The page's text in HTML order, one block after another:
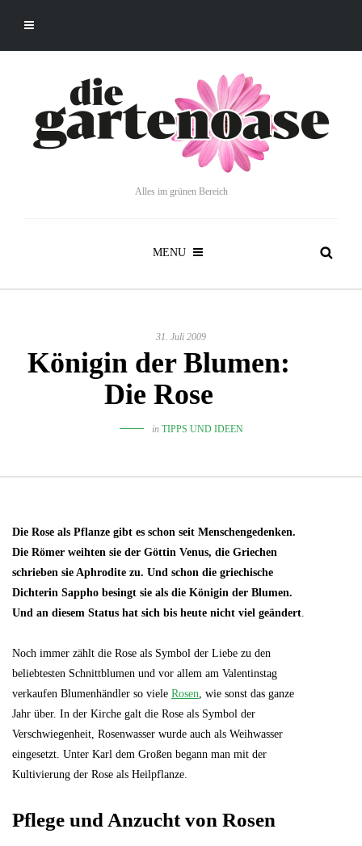
Alles im grünen Bereich
MENU
31. Juli 2009
Königin der Blumen:
Die Rose
in TIPPS UND IDEEN
Die Rose als Pflanze gibt es schon seit Menschengedenken.
Die Römer weihten sie der Göttin Venus, die Griechen
schrieben sie Aphrodite zu. Und schon die griechische
Dichterin Sappho besingt sie als die Königin der Blumen.
Und an diesem Status hat sich bis heute nicht viel geändert.
Noch immer zählt die Rose als Symbol der Liebe zu den
beliebtesten Schnittblumen und vor allem am Valentinstag
verkaufen Blumenhändler so viele Rosen, wie sonst das ganze
Jahr über. In der Kirche galt die Rose als Symbol der
Verschwiegenheit, Rosenwasser wurde auch als Weihwasser
eingesetzt. Unter Karl dem Großen begann man mit der
Kultivierung der Rose als Heilpflanze.
Pflege und Anzucht von Rosen